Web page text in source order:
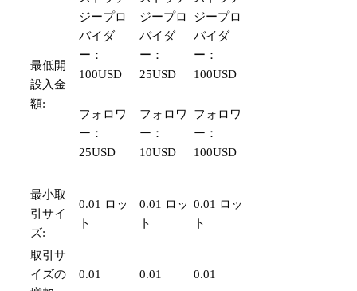
最低開
設入金
額:
ジープロ
バイダ
ー：
100USD
フォロワ
ー：
25USD
ジープロ
バイダ
ー：
25USD
フォロワ
ー：
10USD
ジープロ
バイダ
ー：
100USD
フォロワ
ー：
100USD
最小取
引サイ
ズ:
0.01 ロッ
ト
0.01 ロッ
ト
0.01 ロッ
ト
取引サ
イズの
0.01 0.01 0.01